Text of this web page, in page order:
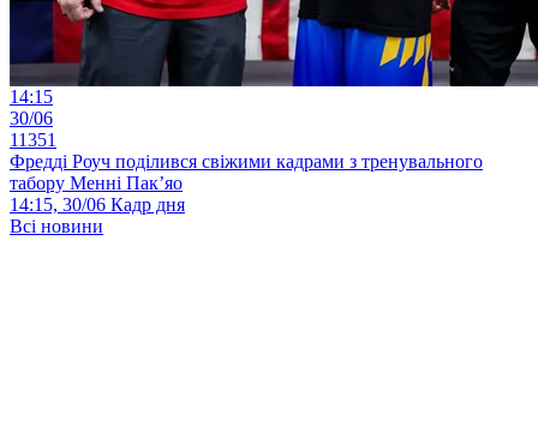
14:15
30/06
11351
Фредді Роуч поділився свіжими кадрами з тренувального
табору Менні Пак’яо
14:15, 30/06 Кадр дня
Всі новини